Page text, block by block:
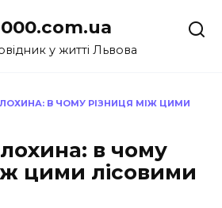
у житті Львова
В ЧОМУ РІЗНИЦЯ МІЖ ЦИМИ
в чому
цими лісовими